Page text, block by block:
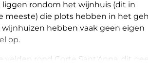
rondom het wijnhuis (dit in
meeste) die plots hebben in het
hebben vaak geen eigen
op.
rond Corte Sant'Anna, dit